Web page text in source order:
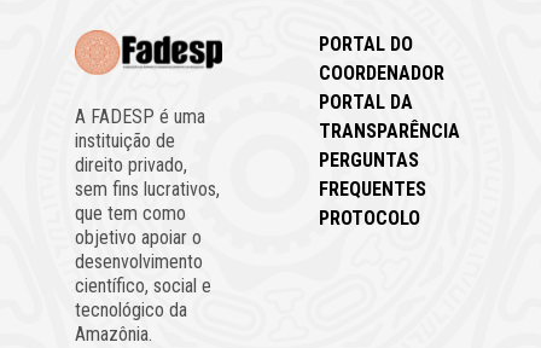
A FADESP é uma
instituição de
direito privado,
sem fins lucrativos,
que tem como
objetivo apoiar o
desenvolvimento
científico, social e
tecnológico da
Amazônia.
PORTAL DO
COORDENADOR
PORTAL DA
TRANSPARÊNCIA
PERGUNTAS
FREQUENTES
PROTOCOLO